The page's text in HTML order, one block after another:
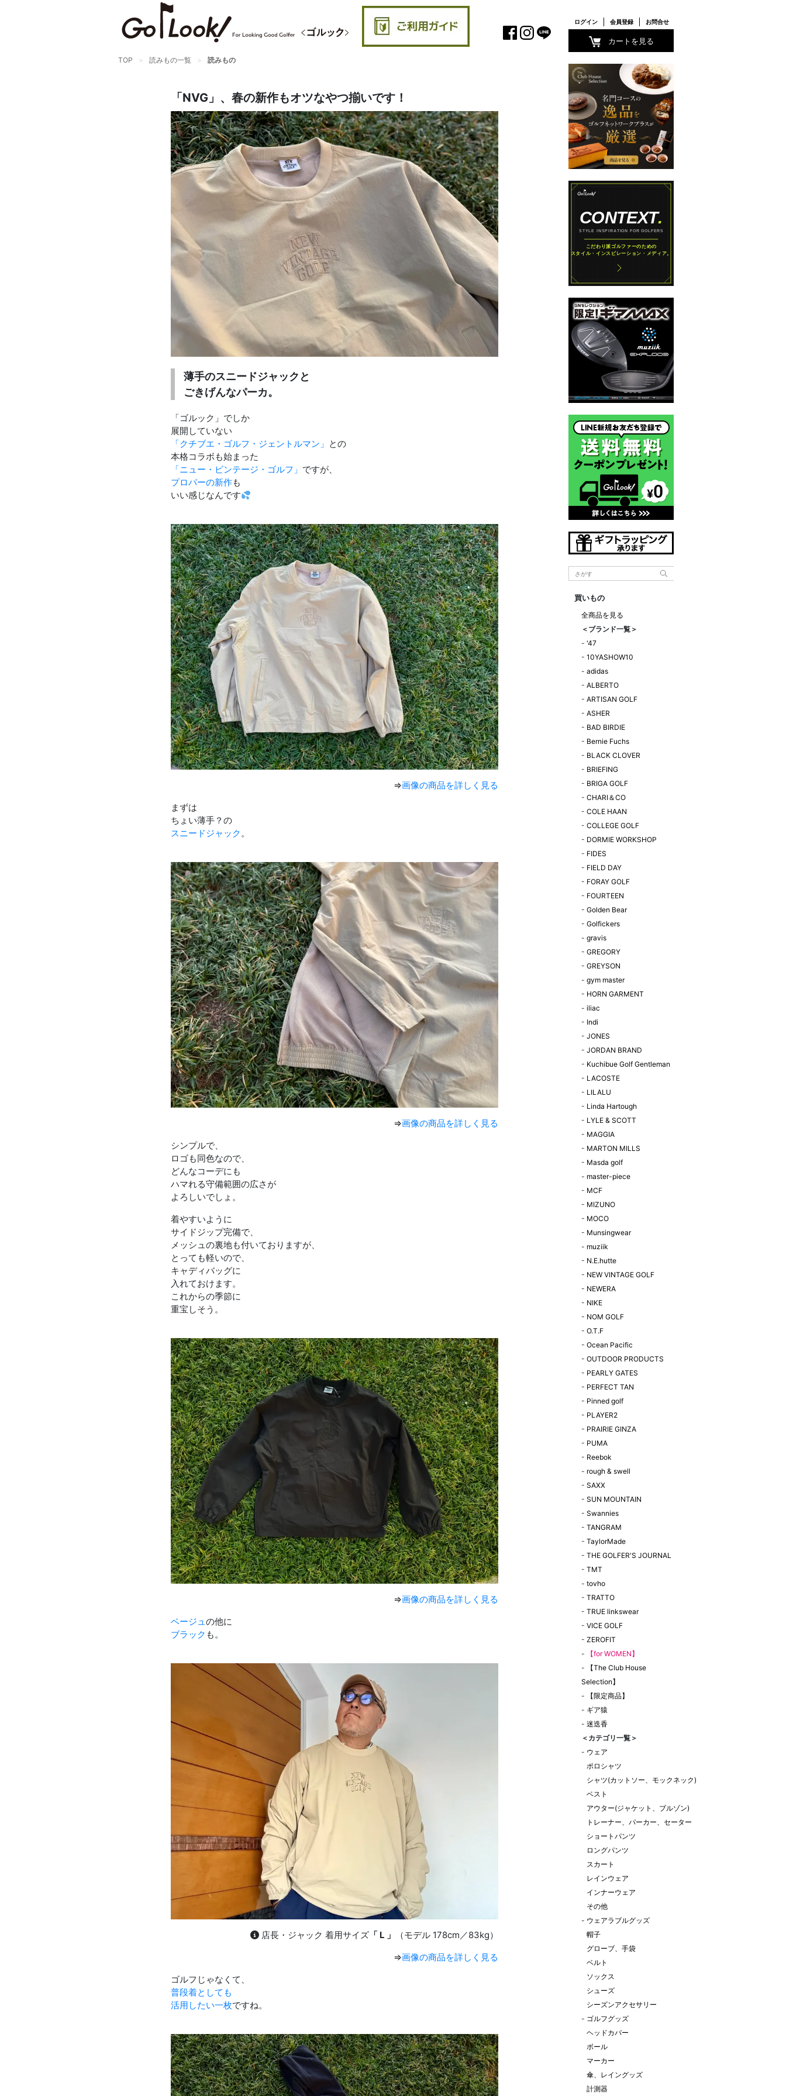
TOP 読みもの一覧 読みもの
「NVG」、春の新作もオツなやつ揃いです！
薄手のスニードジャックと
ごきげんなパーカ。
「ゴルック」でしか
展開していない
「クチブエ・ゴルフ・ジェントルマン」 との
本格コラボも始まった
「ニュー・ビンテージ・ゴルフ」 ですが、
プロパーの新作も
いい感じなんです
⇒画像の商品を詳しく見る
まずは
ちょい薄手？の
スニードジャック。
⇒画像の商品を詳しく見る
シンプルで、
ロゴも同色なので、
どんなコーデにも
ハマれる守備範囲の広さが
よろしいでしょ。
着やすいように
サイドジップ完備で、
メッシュの裏地も付いておりますが、
とっても軽いので、
キャディバッグに
入れておけます。
これからの季節に
重宝しそう。
⇒画像の商品を詳しく見る
ベージュの他に
ブラック も。
店長・ジャック 着用サイズ 「 L 」
（モデル 178cm／83kg）
⇒画像の商品を詳しく見る
ゴルフじゃなくて、
普段着としても
活用したい一枚ですね。
ログイン 会員登録 お問合せ
カートを見る
買いもの
全商品を見る
＜ブランド一覧＞
- '47
- 10YASHOW10
- adidas
- ALBERTO
- ARTISAN GOLF
- ASHER
- BAD BIRDIE
- Bernie Fuchs
- BLACK CLOVER
- BRIEFING
- BRIGA GOLF
- CHARI＆CO
- COLE HAAN
- COLLEGE GOLF
- DORMIE WORKSHOP
- FIDES
- FIELD DAY
- FORAY GOLF
- FOURTEEN
- Golden Bear
- Golfickers
- gravis
- GREGORY
- GREYSON
- gym master
- HORN GARMENT
- iliac
- Indi
- JONES
- JORDAN BRAND
- Kuchibue Golf Gentleman
- LACOSTE
- LILALU
- Linda Hartough
- LYLE & SCOTT
- MAGGIA
- MARTON MILLS
- Masda golf
- master-piece
- MCF
- MIZUNO
- MOCO
- Munsingwear
- muziik
- N.E.hutte
- NEW VINTAGE GOLF
- NEWERA
- NIKE
- NOM GOLF
- O.T.F
- Ocean Pacific
- OUTDOOR PRODUCTS
- PEARLY GATES
- PERFECT TAN
- Pinned golf
- PLAYER2
- PRAIRIE GINZA
- PUMA
- Reebok
- rough & swell
- SAXX
- SUN MOUNTAIN
- Swannies
- TANGRAM
- TaylorMade
- THE GOLFER'S JOURNAL
- TMT
- tovho
- TRATTO
- TRUE linkswear
- VICE GOLF
- ZEROFIT
-
【for WOMEN】
-
【The Club House
Selection】
-
【限定商品】
- ギア猿
- 迷迭香
＜カテゴリ一覧＞
- ウェア
ポロシャツ
シャツ(カットソー、モックネック)
ベスト
アウター(ジャケット、ブルゾン)
トレーナー、パーカー、セーター
ショートパンツ
ロングパンツ
スカート
レインウェア
インナーウェア
その他
- ウェアラブルグッズ
帽子
グローブ、手袋
ベルト
ソックス
シューズ
シーズンアクセサリー
- ゴルフグッズ
ヘッドカバー
ボール
マーカー
傘、レイングッズ
計測器
×
GO/LOOK! からのお知らせ
（受信設定）
まだご登録でない方はぜひ！
店長ジャック厳選の新作商品情報をいち早くお届
編集部セレクトのスタイル提案・お得情報（ダイ
いつでもメール内のリンクから配信停止できます